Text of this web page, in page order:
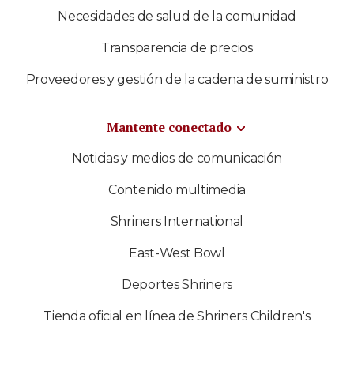
Necesidades de salud de la comunidad
Transparencia de precios
Proveedores y gestión de la cadena de suministro
Mantente conectado
Noticias y medios de comunicación
Contenido multimedia
Shriners International
East-West Bowl
Deportes Shriners
Tienda oficial en línea de Shriners Children's